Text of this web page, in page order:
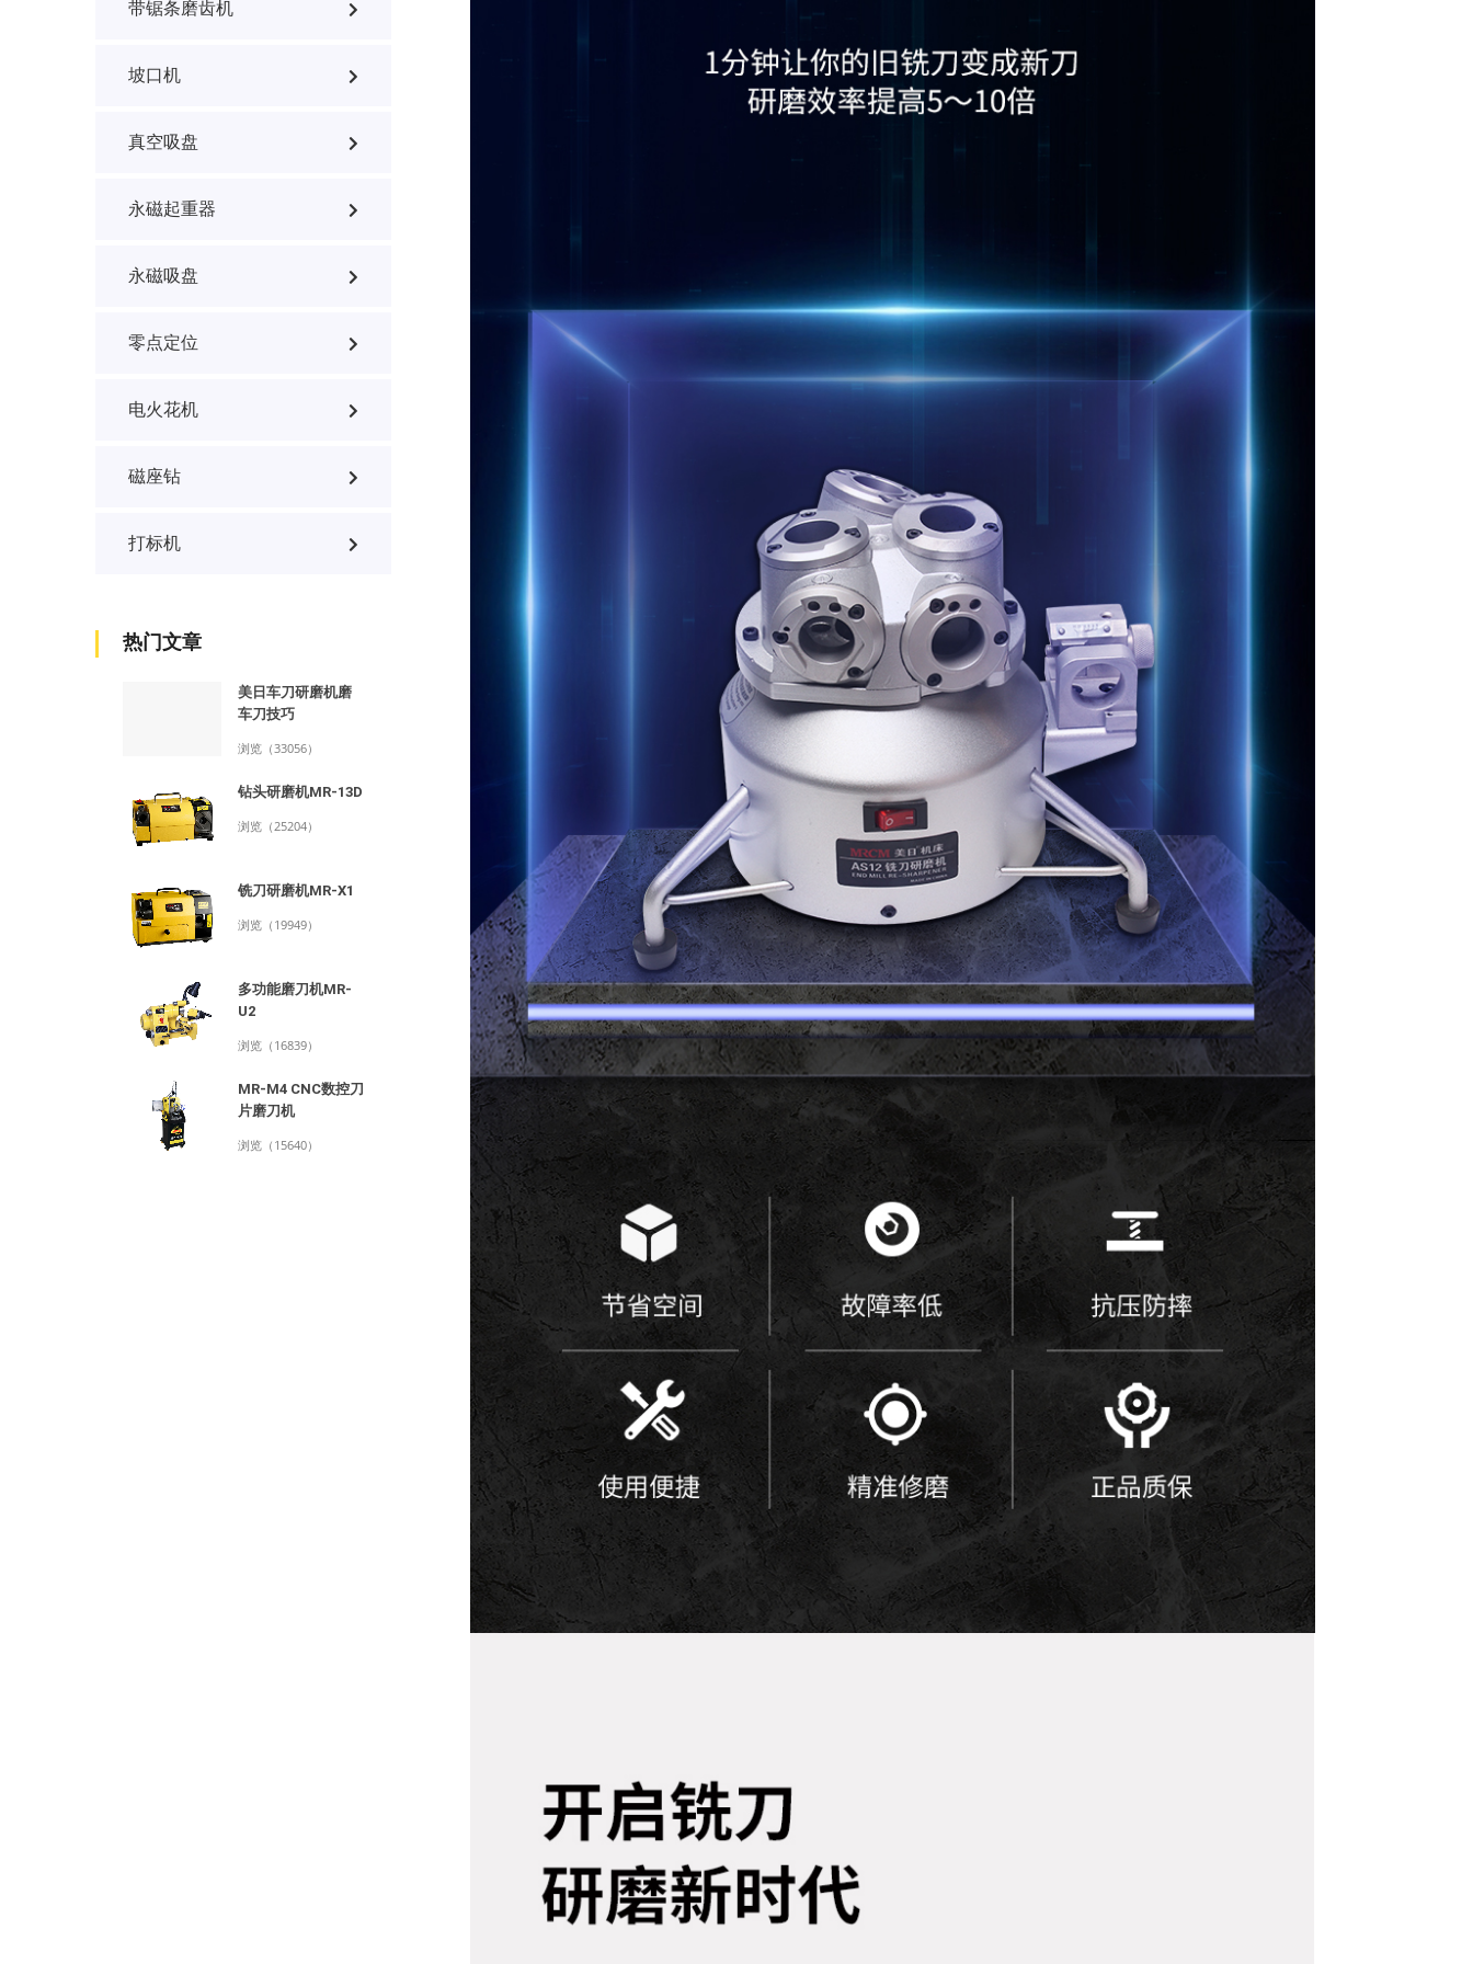
带锯条磨齿机
坡口机
真空吸盘
永磁起重器
永磁吸盘
零点定位
电火花机
磁座钻
打标机
热门文章
美日车刀研磨机磨
车刀技巧
浏览（33056）
钻头研磨机MR-13D
浏览（25204）
铣刀研磨机MR-X1
浏览（19949）
多功能磨刀机MR-
U2
浏览（16839）
MR-M4 CNC数控刀
片磨刀机
浏览（15640）